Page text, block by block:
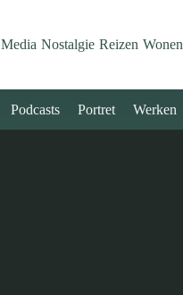
Media Nostalgie Reizen Wonen
Podcasts Portret Werken